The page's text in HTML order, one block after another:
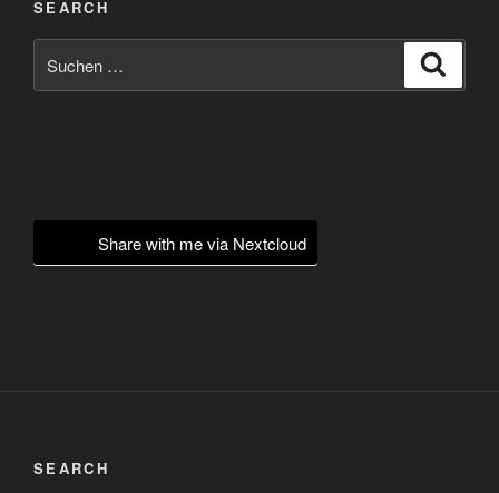
SEARCH
nach:
Share with me via Nextcloud
SEARCH